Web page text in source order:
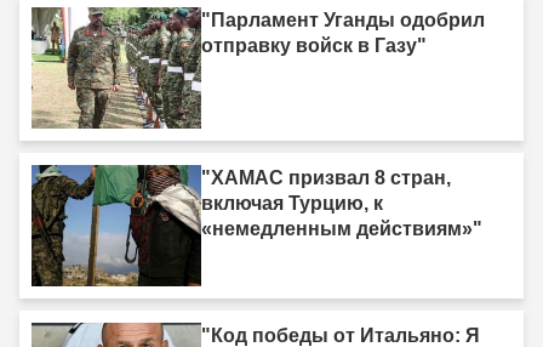
"Парламент Уганды одобрил
отправку войск в Газу"
"ХАМАС призвал 8 стран,
включая Турцию, к
«немедленным действиям»"
"Код победы от Итальяно: Я